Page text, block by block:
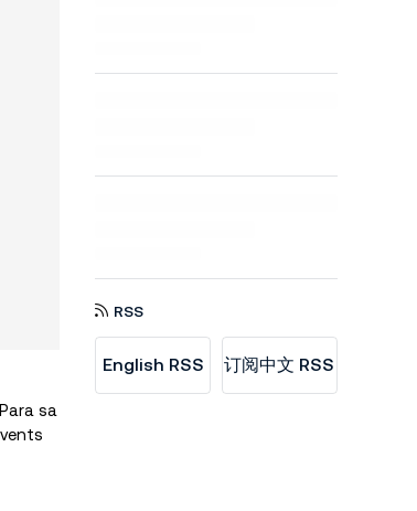
sa
RSS
English RSS 订阅中文 RSS